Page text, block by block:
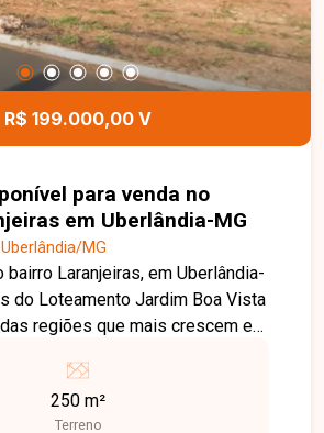
R$ 199.000,00 V
para venda no
em Uberlândia-MG
MG
bairro Laranjeiras, em Uberlândia-
do Loteamento Jardim Boa Vista
regiões que mais crescem e
avenidas e excelente
empreendimento oferece
250 m²
Terreno